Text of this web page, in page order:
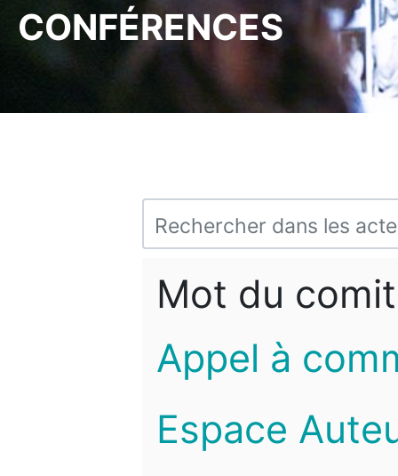
CONFÉRENCES
Mot du
Appel à
Espace